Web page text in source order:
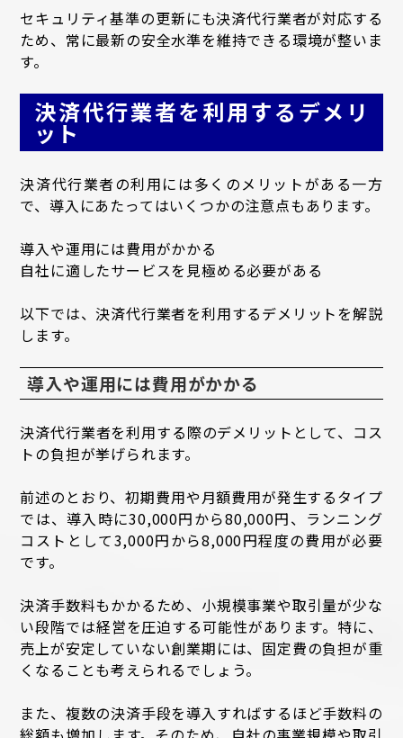
セキュリティ基準の更新にも決済代行業者が対応する
ため、常に最新の安全水準を維持できる環境が整いま
す。
決済代行業者を利用するデメリ
ット
決済代行業者の利用には多くのメリットがある一方
で、導入にあたってはいくつかの注意点もあります。
導入や運用には費用がかかる
自社に適したサービスを見極める必要がある
以下では、決済代行業者を利用するデメリットを解説
します。
導入や運用には費用がかかる
決済代行業者を利用する際のデメリットとして、コス
トの負担が挙げられます。
前述のとおり、初期費用や月額費用が発生するタイプ
では、導入時に30,000円から80,000円、ランニング
コストとして3,000円から8,000円程度の費用が必要
です。
決済手数料もかかるため、小規模事業や取引量が少な
い段階では経営を圧迫する可能性があります。特に、
売上が安定していない創業期には、固定費の負担が重
くなることも考えられるでしょう。
また、複数の決済手段を導入すればするほど手数料の